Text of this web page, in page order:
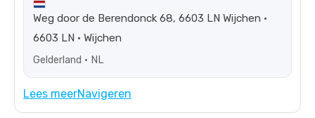
Weg door de Berendonck 68, 6603 LN Wijchen •
6603 LN • Wijchen
Gelderland • NL
Lees meerNavigeren